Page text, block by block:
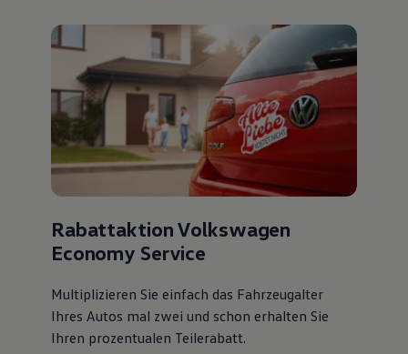
Rabattaktion Volkswagen
Economy Service
Multiplizieren Sie einfach das Fahrzeugalter
Ihres Autos mal zwei und schon erhalten Sie
Ihren prozentualen Teilerabatt.